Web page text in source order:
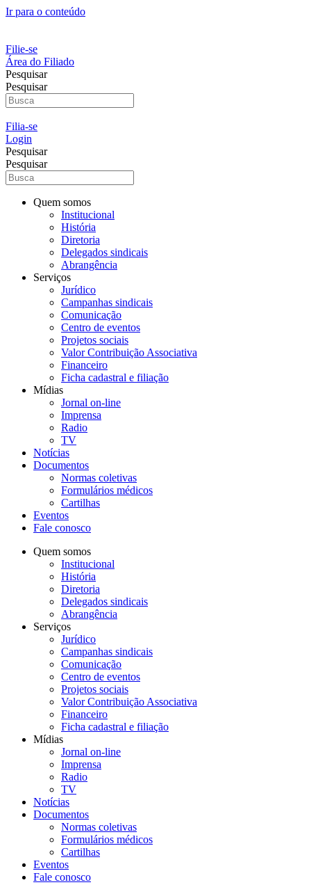
Ir para o conteúdo
Filie-se
Área do Filiado
Pesquisar
Pesquisar
Filia-se
Login
Pesquisar
Pesquisar
Quem somos
Institucional
História
Diretoria
Delegados sindicais
Abrangência
Serviços
Jurídico
Campanhas sindicais
Comunicação
Centro de eventos
Projetos sociais
Valor Contribuição Associativa
Financeiro
Ficha cadastral e filiação
Mídias
Jornal on-line
Imprensa
Radio
TV
Notícias
Documentos
Normas coletivas
Formulários médicos
Cartilhas
Eventos
Fale conosco
Quem somos
Institucional
História
Diretoria
Delegados sindicais
Abrangência
Serviços
Jurídico
Campanhas sindicais
Comunicação
Centro de eventos
Projetos sociais
Valor Contribuição Associativa
Financeiro
Ficha cadastral e filiação
Mídias
Jornal on-line
Imprensa
Radio
TV
Notícias
Documentos
Normas coletivas
Formulários médicos
Cartilhas
Eventos
Fale conosco